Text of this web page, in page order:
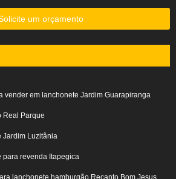
um orçamento
vender em lanchonete Jardim Guarapiranga
Real Parque
Jardim Luzitânia
revenda Itapegica
lanchonete hamburgão Recanto Bom Jesus